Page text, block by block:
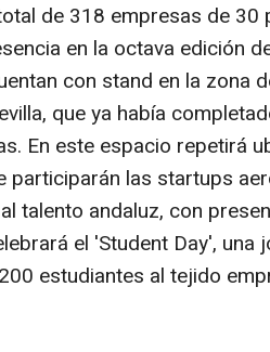
de 318 empresas de 30
en la octava edición
con stand en la zona
que ya había
En este espacio repetirá
participarán las startups
talento andaluz, con
el 'Student Day', una
estudiantes al tejido